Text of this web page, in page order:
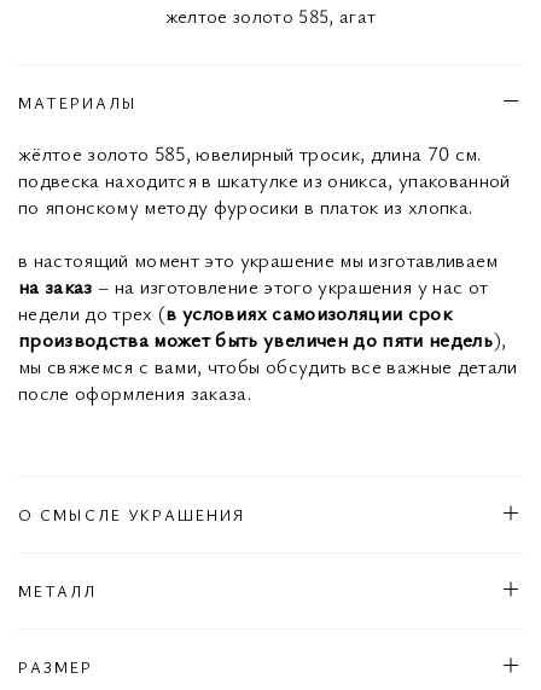
желтое золото 585, агат
МАТЕРИАЛЫ
жёлтое золото 585, ювелирный тросик, длина 70 см.
подвеска находится в шкатулке из оникса, упакованной
по японскому методу фуросики в платок из хлопка.
в настоящий момент это украшение мы изготавливаем
на заказ – на изготовление этого украшения у нас от
недели до трех (в условиях самоизоляции срок
производства может быть увеличен до пяти недель),
мы свяжемся с вами, чтобы обсудить все важные детали
после оформления заказа.
О СМЫСЛЕ УКРАШЕНИЯ
МЕТАЛЛ
РАЗМЕР